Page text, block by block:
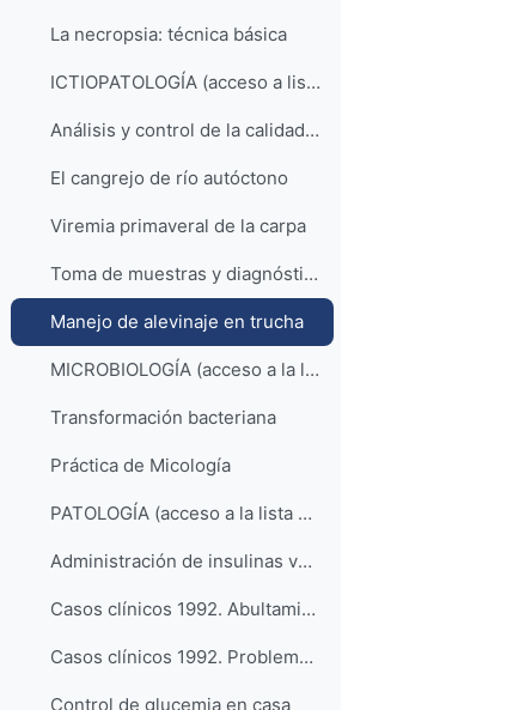
La necropsia: técnica básica
ICTIOPATOLOGÍA (acceso a lista de reproducción)
Análisis y control de la calidad de los recursos hídricos
El cangrejo de río autóctono
Viremia primaveral de la carpa
Toma de muestras y diagnóstico en piscicultura
Manejo de alevinaje en trucha
MICROBIOLOGÍA (acceso a la lista de reproducción)
Transformación bacteriana
Práctica de Micología
PATOLOGÍA (acceso a la lista de reproducción)
Administración de insulinas veterinarias
Casos clínicos 1992. Abultamiento abdominal de etiología desconocida
Casos clínicos 1992. Problema congénito de abomaso en ternera
Control de glucemia en casa